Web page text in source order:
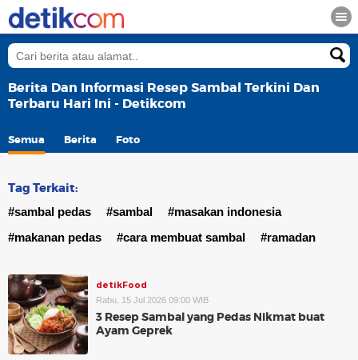
Berita Dan Informasi Resep Sambal Terkini Dan
Terbaru Hari Ini - Detikcom
Semua Berita Foto
Tag Terkait:
#sambal pedas #sambal
#masakan indonesia
#makanan pedas
#cara membuat sambal #ramadan
detikFood
Rabu, 15 Jul 2026 09:00 WIB
3 Resep Sambal yang Pedas Nikmat buat
Ayam Geprek